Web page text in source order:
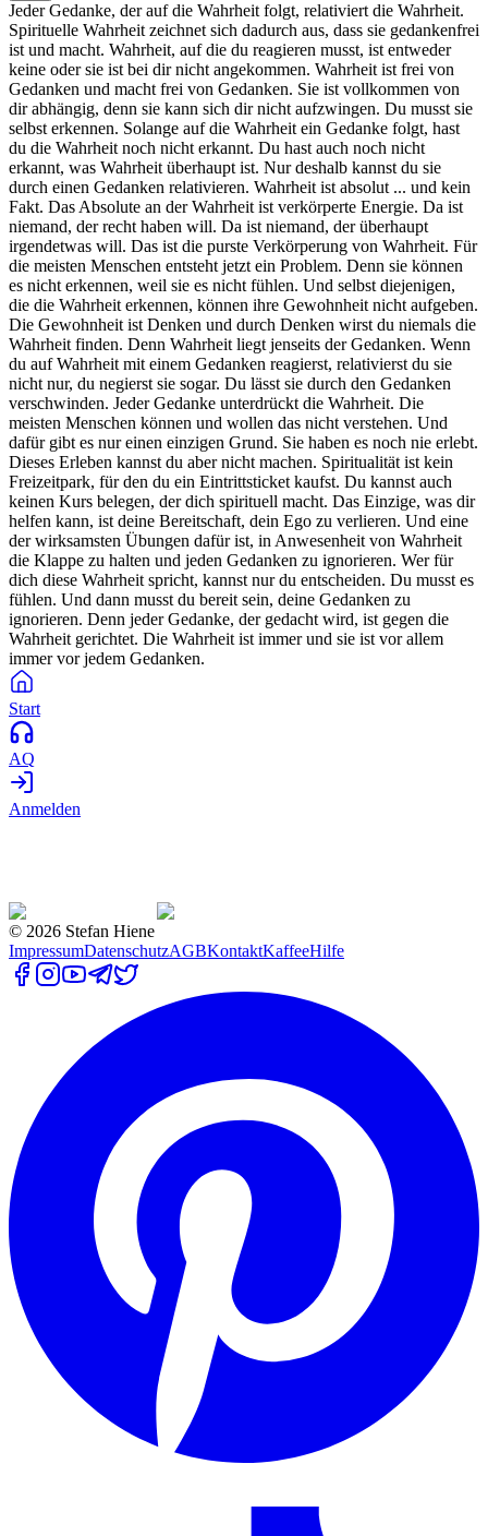
Jeder Gedanke, der auf die Wahrheit folgt, relativiert die Wahrheit.
Spirituelle Wahrheit zeichnet sich dadurch aus, dass sie gedankenfrei
ist und macht. Wahrheit, auf die du reagieren musst, ist entweder
keine oder sie ist bei dir nicht angekommen. Wahrheit ist frei von
Gedanken und macht frei von Gedanken. Sie ist vollkommen von
dir abhängig, denn sie kann sich dir nicht aufzwingen. Du musst sie
selbst erkennen. Solange auf die Wahrheit ein Gedanke folgt, hast
du die Wahrheit noch nicht erkannt. Du hast auch noch nicht
erkannt, was Wahrheit überhaupt ist. Nur deshalb kannst du sie
durch einen Gedanken relativieren. Wahrheit ist absolut ... und kein
Fakt. Das Absolute an der Wahrheit ist verkörperte Energie. Da ist
niemand, der recht haben will. Da ist niemand, der überhaupt
irgendetwas will. Das ist die purste Verkörperung von Wahrheit. Für
die meisten Menschen entsteht jetzt ein Problem. Denn sie können
es nicht erkennen, weil sie es nicht fühlen. Und selbst diejenigen,
die die Wahrheit erkennen, können ihre Gewohnheit nicht aufgeben.
Die Gewohnheit ist Denken und durch Denken wirst du niemals die
Wahrheit finden. Denn Wahrheit liegt jenseits der Gedanken. Wenn
du auf Wahrheit mit einem Gedanken reagierst, relativierst du sie
nicht nur, du negierst sie sogar. Du lässt sie durch den Gedanken
verschwinden. Jeder Gedanke unterdrückt die Wahrheit. Die
meisten Menschen können und wollen das nicht verstehen. Und
dafür gibt es nur einen einzigen Grund. Sie haben es noch nie erlebt.
Dieses Erleben kannst du aber nicht machen. Spiritualität ist kein
Freizeitpark, für den du ein Eintrittsticket kaufst. Du kannst auch
keinen Kurs belegen, der dich spirituell macht. Das Einzige, was dir
helfen kann, ist deine Bereitschaft, dein Ego zu verlieren. Und eine
der wirksamsten Übungen dafür ist, in Anwesenheit von Wahrheit
die Klappe zu halten und jeden Gedanken zu ignorieren. Wer für
dich diese Wahrheit spricht, kannst nur du entscheiden. Du musst es
fühlen. Und dann musst du bereit sein, deine Gedanken zu
ignorieren. Denn jeder Gedanke, der gedacht wird, ist gegen die
Wahrheit gerichtet. Die Wahrheit ist immer und sie ist vor allem
immer vor jedem Gedanken.
Start
AQ
Anmelden
© 2026 Stefan Hiene
ImpressumDatenschutzAGBKontaktKaffeeHilfe